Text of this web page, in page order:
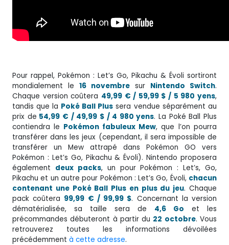
Pour rappel, Pokémon : Let’s Go, Pikachu & Évoli sortiront
mondialement le 16 novembre sur Nintendo Switch.
Chaque version coûtera 49,99 € / 59,99 $ / 5 980 yens,
tandis que la Poké Ball Plus sera vendue séparément au
prix de 54,99 € / 49,99 $ / 4 980 yens. La Poké Ball Plus
contiendra le Pokémon fabuleux Mew, que l’on pourra
transférer dans les jeux (cependant, il sera impossible de
transférer un Mew attrapé dans Pokémon GO vers
Pokémon : Let’s Go, Pikachu & Évoli). Nintendo proposera
également deux packs, un pour Pokémon : Let’s, Go,
Pikachu et un autre pour Pokémon : Let’s Go, Évoli, chacun
contenant une Poké Ball Plus en plus du jeu. Chaque
pack coûtera 99,99 € / 99,99 $. Concernant la version
dématérialisée, sa taille sera de 4,6 Go et les
précommandes débuteront à partir du 22 octobre. Vous
retrouverez toutes les informations dévoilées
précédemment à cette adresse.